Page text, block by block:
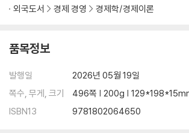
외국도서
경제 경영 경제학/경제이론
품목정보
발행일
2026년 05월 19일
쪽수, 무게, 크기
496쪽 | 200g |
ISBN13
9781802064650